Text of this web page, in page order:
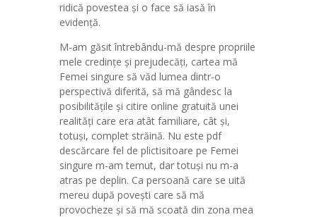
ridică povestea și o face să iasă în
evidență.
M-am găsit întrebându-mă despre propriile
mele credințe și prejudecăți, cartea mă
Femei singure să văd lumea dintr-o
perspectivă diferită, să mă gândesc la
posibilitățile și citire online gratuită unei
realități care era atât familiare, cât și,
totuși, complet străină. Nu este pdf
descărcare fel de plictisitoare pe Femei
singure m-am temut, dar totuși nu m-a
atras pe deplin. Ca persoană care se uită
mereu după povești care să mă
provocheze și să mă scoată din zona mea